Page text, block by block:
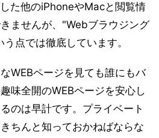
た他のiPhoneやMacと閲覧情
ませんが、"Webブラウジング
点では徹底しています。
WEBページを見ても誰にもバ
味全開のWEBページを安心し
のは早計です。プライベート
ちんと知っておかねばならな